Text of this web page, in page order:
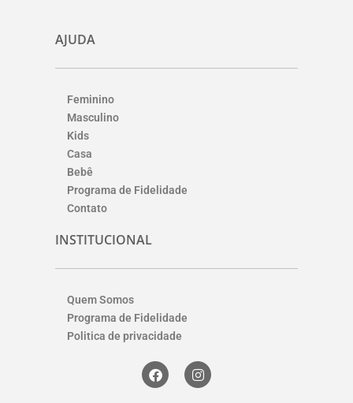
AJUDA
Feminino
Masculino
Kids
Casa
Bebê
Programa de Fidelidade
Contato
INSTITUCIONAL
Quem Somos
Programa de Fidelidade
Politica de privacidade